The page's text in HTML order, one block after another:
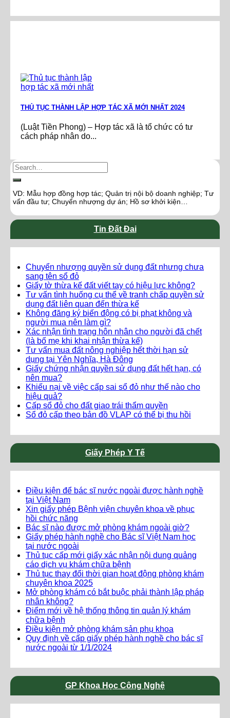
THỦ TỤC THÀNH LẬP HỢP TÁC XÃ MỚI NHẤT 2024
(Luật Tiền Phong) – Hợp tác xã là tổ chức có tư
cách pháp nhân do...
VD: Mẫu hợp đồng hợp tác; Quản trị nội bộ doanh nghiệp; Tư
vấn đầu tư; Chuyển nhượng dự án; Hồ sơ khởi kiện…
Tin Đất Đai
Chuyển nhượng quyền sử dụng đất nhưng chưa
sang tên sổ đỏ
Giấy tờ thừa kế đất viết tay có hiệu lực không?
Tư vấn tình huống cụ thể về tranh chấp quyền sử
dụng đất liên quan đến thừa kế
Không đăng ký biến động có bị phạt không và
người mua nên làm gì?
Xác nhận tình trạng hôn nhân cho người đã chết
(là bố mẹ khi khai nhận thừa kế)
Tư vấn mua đất nông nghiệp hết thời hạn sử
dụng tại Yên Nghĩa, Hà Đông
Giấy chứng nhận quyền sử dụng đất hết hạn, có
nên mua?
Khiếu nại về việc cấp sai sổ đỏ như thế nào cho
hiệu quả?
Cấp sổ đỏ cho đất giao trái thẩm quyền
Sổ đỏ cấp theo bản đồ VLAP có thể bị thu hồi
Giấy Phép Y Tế
Điều kiện để bác sĩ nước ngoài được hành nghề
tại Việt Nam
Xin giấy phép Bệnh viện chuyên khoa về phục
hồi chức năng
Bác sĩ nào được mở phòng khám ngoài giờ?
Giấy phép hành nghề cho Bác sĩ Việt Nam học
tại nước ngoài
Thủ tục cấp mới giấy xác nhận nội dung quảng
cáo dịch vụ khám chữa bệnh
Thủ tục thay đổi thời gian hoạt động phòng khám
chuyên khoa 2025
Mở phòng khám có bắt buộc phải thành lập pháp
nhân không?
Điểm mới về hệ thống thông tin quản lý khám
chữa bệnh
Điều kiện mở phòng khám sản phụ khoa
Quy định về cấp giấy phép hành nghề cho bác sĩ
nước ngoài từ 1/1/2024
GP Khoa Học Công Nghệ